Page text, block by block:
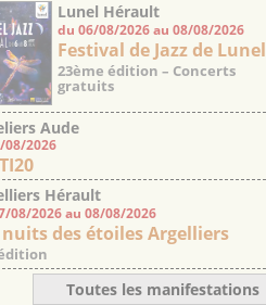
Lunel Hérault
du 06/08/2026 au 08/08/2026
Festival de Jazz de Lunel
23ème édition – Concerts
gratuits
Aude
08/2026
Hérault
08/2026 au 08/08/2026
nuits des étoiles Argelliers
Toutes les manifestations